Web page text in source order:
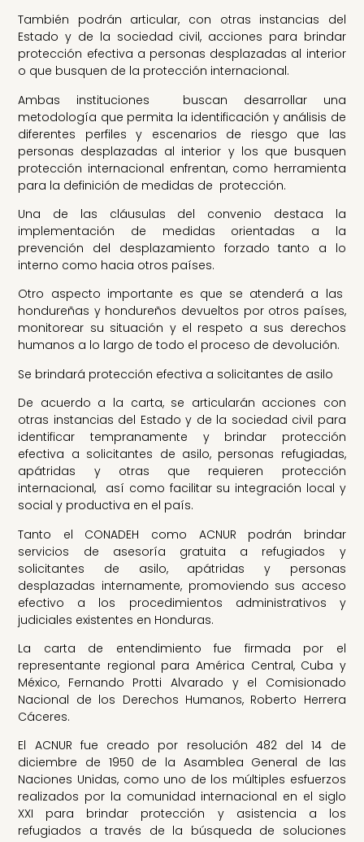
También podrán articular, con otras instancias del
Estado y de la sociedad civil, acciones para brindar
protección efectiva a personas desplazadas al interior
o que busquen de la protección internacional.
Ambas instituciones buscan desarrollar una
metodología que permita la identificación y análisis de
diferentes perfiles y escenarios de riesgo que las
personas desplazadas al interior y los que busquen
protección internacional enfrentan, como herramienta
para la definición de medidas de protección.
Una de las cláusulas del convenio destaca la
implementación de medidas orientadas a la
prevención del desplazamiento forzado tanto a lo
interno como hacia otros países.
Otro aspecto importante es que se atenderá a las
hondureñas y hondureños devueltos por otros países,
monitorear su situación y el respeto a sus derechos
humanos a lo largo de todo el proceso de devolución.
Se brindará protección efectiva a solicitantes de asilo
De acuerdo a la carta, se articularán acciones con
otras instancias del Estado y de la sociedad civil para
identificar tempranamente y brindar protección
efectiva a solicitantes de asilo, personas refugiadas,
apátridas y otras que requieren protección
internacional, así como facilitar su integración local y
social y productiva en el país.
Tanto el CONADEH como ACNUR podrán brindar
servicios de asesoría gratuita a refugiados y
solicitantes de asilo, apátridas y personas
desplazadas internamente, promoviendo sus acceso
efectivo a los procedimientos administrativos y
judiciales existentes en Honduras.
La carta de entendimiento fue firmada por el
representante regional para América Central, Cuba y
México, Fernando Protti Alvarado y el Comisionado
Nacional de los Derechos Humanos, Roberto Herrera
Cáceres.
El ACNUR fue creado por resolución 482 del 14 de
diciembre de 1950 de la Asamblea General de las
Naciones Unidas, como uno de los múltiples esfuerzos
realizados por la comunidad internacional en el siglo
XXI para brindar protección y asistencia a los
refugiados a través de la búsqueda de soluciones